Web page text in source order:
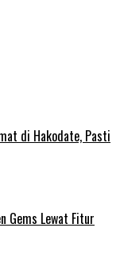
di Hakodate, Pasti
Gems Lewat Fitur